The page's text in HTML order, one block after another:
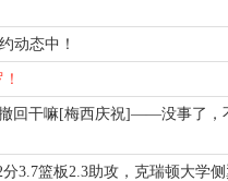
动态中！
回干嘛[梅西庆祝]——没事了，
3.7篮板2.3助攻，克瑞顿大学